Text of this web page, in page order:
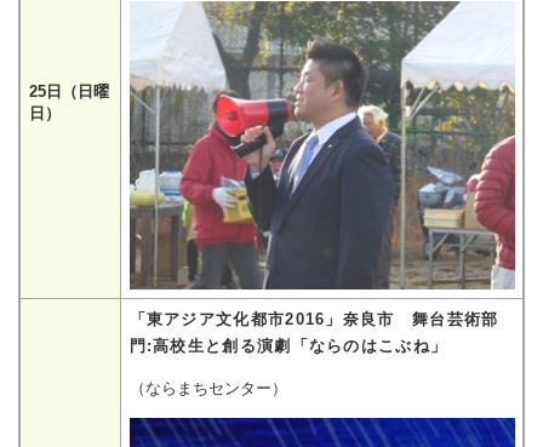
25日（日曜
日）
「東アジア文化都市2016」奈良市 舞台芸術部
門:高校生と創る演劇「ならのはこぶね」
（ならまちセンター）